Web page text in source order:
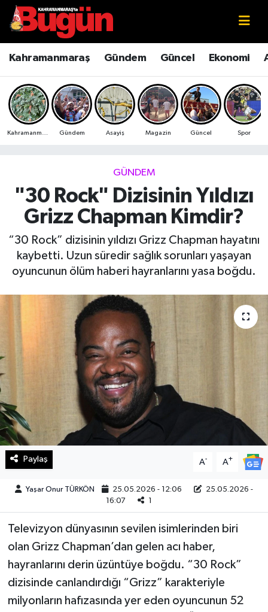
Kahramanmaraş Gündem Güncel Ekonomi
Gündem Asayiş Magazin Güncel Spor
GÜNDEM
"30 Rock" Dizisinin Yıldızı
Grizz Chapman Kimdir?
“30 Rock” dizisinin yıldızı Grizz Chapman hayatını
kaybetti. Uzun süredir sağlık sorunları yaşayan
oyuncunun ölüm haberi hayranlarını yasa boğdu.
Paylaş A- A+
Yaşar Onur TÜRKÖN 25.05.2026 - 12:06
25.05.2026 -
16:07
1
Televizyon dünyasının sevilen isimlerinden biri
olan Grizz Chapman’dan gelen acı haber,
hayranlarını derin üzüntüye boğdu. “30 Rock”
dizisinde canlandırdığı “Grizz” karakteriyle
milyonların hafızasında yer eden oyuncunun 52
Kahramanmaraş
Kahramanmaraş Sokak Röportajları
Bilim ve Teknoloji
Çevre
Ekonomi
Güncel
Kültür Sanat
Magazin
Manşet Altı
Manşetler
Resmi İlan
SürManşet
Teknoloji
Yaşam
Kahramanmaraş Nöbetçi Eczaneler
Kahramanmaraş Hava Durumu
Kahramanmaraş Namaz Vakitleri
Kahramanmaraş Trafik Yoğunluk Haritası
Süper Lig Puan Durumu ve Fikstür
Tüm Manşetler
Son Dakika Haberleri
Haber Arşivi